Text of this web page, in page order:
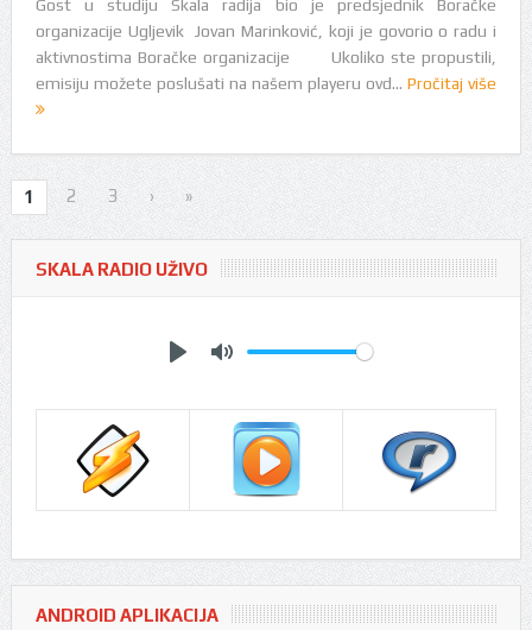
Gost u studiju Skala radija bio je predsjednik Boračke
organizacije Ugljevik Jovan Marinković, koji je govorio o radu i
aktivnostima Boračke organizacije Ukoliko ste propustili,
emisiju možete poslušati na našem playeru ovd...Pročitaj više
1 2 3 › »
SKALA RADIO UŽIVO
ANDROID APLIKACIJA